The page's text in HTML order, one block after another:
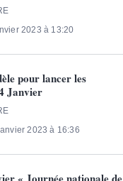
2023 à 13:20
pour lancer les
Janvier
2023 à 16:36